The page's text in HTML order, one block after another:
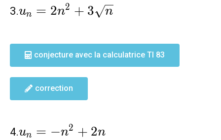
3.u_n=2n^2+3\sqrt{n}
un = 2n2 + 3 n
conjecture avec la calculatrice TI 83
correction
4.u_n=-
un = −n2 + 2n